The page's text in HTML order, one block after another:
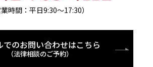
業時間：平日9:30～17:30）
でのお問い合わせはこちら
（法律相談のご予約）